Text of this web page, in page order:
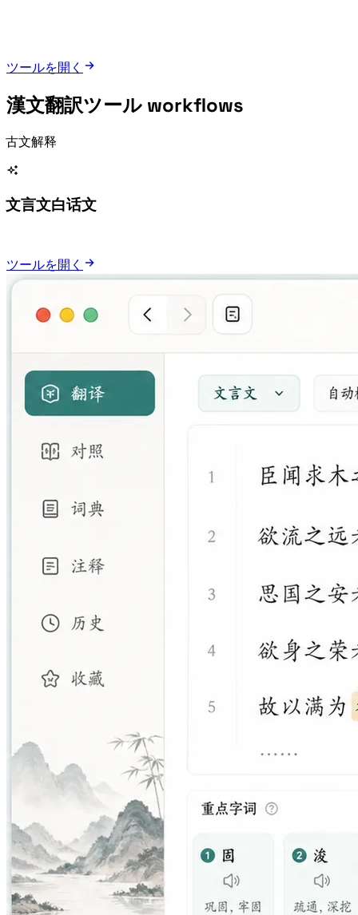
ツールを開く
漢文翻訳ツール workflows
Classical Chinese Translator supports classroom study, quick 古文解释, writing reference, and classical-style copy creation.
Translate 文言文 into 白话文
ツールを開く